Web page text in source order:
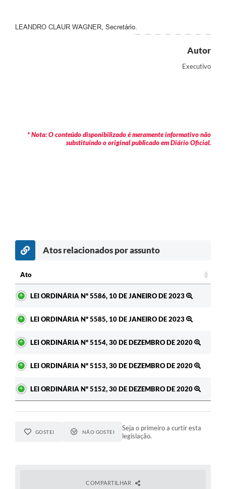
LEANDRO CLAUR WAGNER, Secretário.
Autor
Executivo
* Nota: O conteúdo disponibilizado é meramente informativo não
substituindo o original publicado em Diário Oficial.
Atos relacionados por assunto
Ato
LEI ORDINÁRIA Nº 5586, 10 DE JANEIRO DE 2023
LEI ORDINÁRIA Nº 5585, 10 DE JANEIRO DE 2023
LEI ORDINÁRIA Nº 5154, 30 DE DEZEMBRO DE 2020
LEI ORDINÁRIA Nº 5153, 30 DE DEZEMBRO DE 2020
LEI ORDINÁRIA Nº 5152, 30 DE DEZEMBRO DE 2020
GOSTEI NÃO GOSTEI
Seja o primeiro a curtir esta
legislação.
COMPARTILHAR